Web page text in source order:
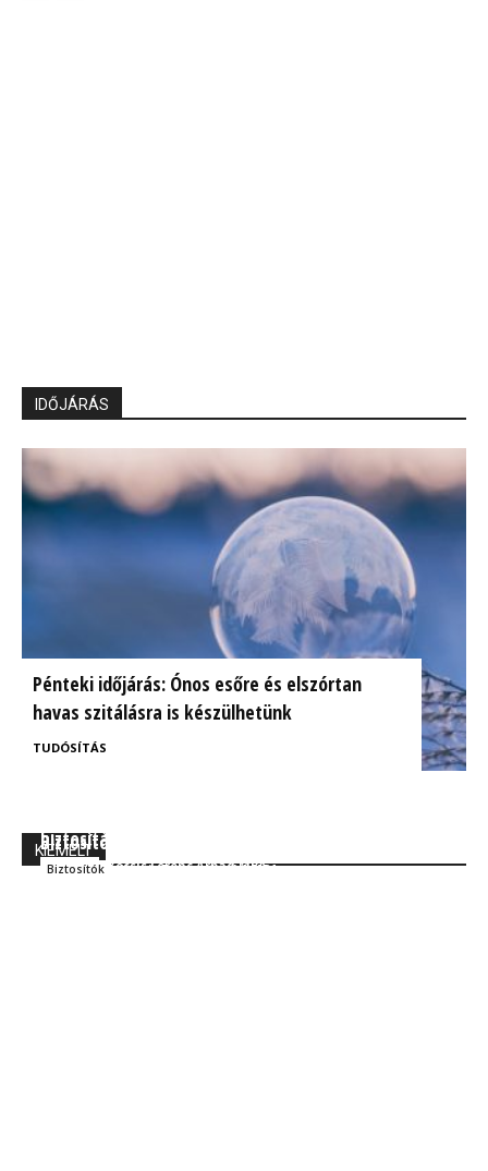
IDŐJÁRÁS
Pénteki időjárás: Ónos esőre és elszórtan
havas szitálásra is készülhetünk
TUDÓSÍTÁS
KIEMELT
biztosítás jövője!
Szakmai Kocsis Ferenc Árpád MBA
Biztosítónál
Biztosítók Kocsis Ferenc Árpád MBA